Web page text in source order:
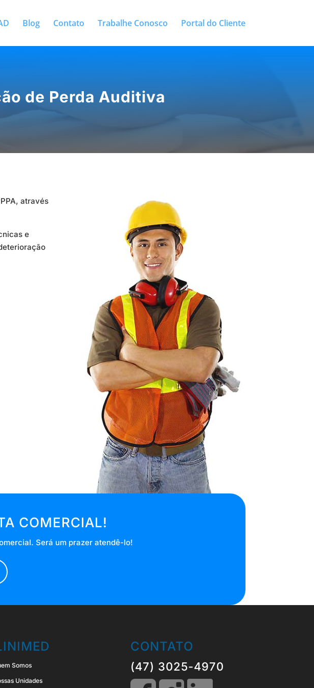
Blog Contato Trabalhe Conosco Portal do Cliente
de Perda Auditiva
através
e
COMERCIAL!
Será um prazer atendê-lo!
Somos
Unidades
CONTATO
(47) 3025-4970